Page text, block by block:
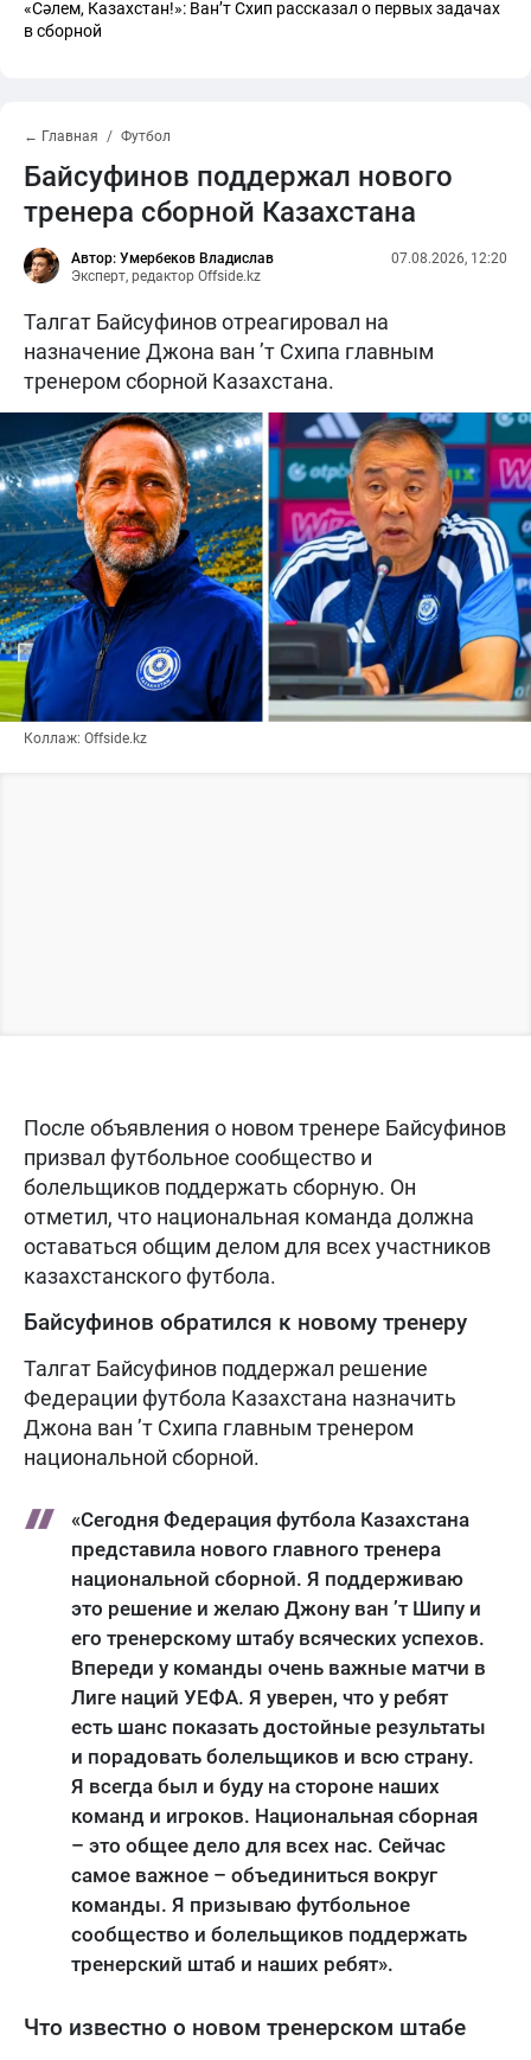
«Сәлем, Казахстан!»: Ван’т Схип рассказал о первых задачах
в сборной
← Главная Футбол
Байсуфинов поддержал нового
тренера сборной Казахстана
Автор: Умербеков Владислав
Эксперт, редактор Offside.kz
07.08.2026, 12:20
Талгат Байсуфинов отреагировал на
назначение Джона ван ’т Схипа главным
тренером сборной Казахстана.
Коллаж: Offside.kz
После объявления о новом тренере Байсуфинов
призвал футбольное сообщество и
болельщиков поддержать сборную. Он
отметил, что национальная команда должна
оставаться общим делом для всех участников
казахстанского футбола.
Байсуфинов обратился к новому тренеру
Талгат Байсуфинов поддержал решение
Федерации футбола Казахстана назначить
Джона ван ’т Схипа главным тренером
национальной сборной.
«Сегодня Федерация футбола Казахстана
представила нового главного тренера
национальной сборной. Я поддерживаю
это решение и желаю Джону ван ’т Шипу и
его тренерскому штабу всяческих успехов.
Впереди у команды очень важные матчи в
Лиге наций УЕФА. Я уверен, что у ребят
есть шанс показать достойные результаты
и порадовать болельщиков и всю страну.
Я всегда был и буду на стороне наших
команд и игроков. Национальная сборная
– это общее дело для всех нас. Сейчас
самое важное – объединиться вокруг
команды. Я призываю футбольное
сообщество и болельщиков поддержать
тренерский штаб и наших ребят».
Что известно о новом тренерском штабе